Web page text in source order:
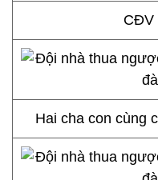
CĐV
Hai cha con cùng